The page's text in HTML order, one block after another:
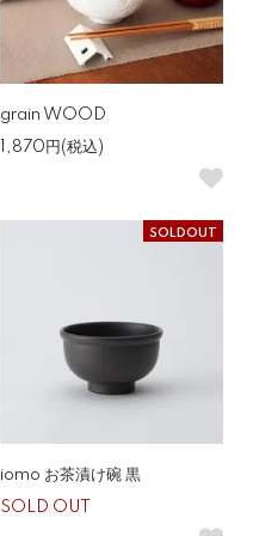
grain WOOD
1,870円(税込)
SOLDOUT
iomo お茶漬け碗 黒
SOLD OUT